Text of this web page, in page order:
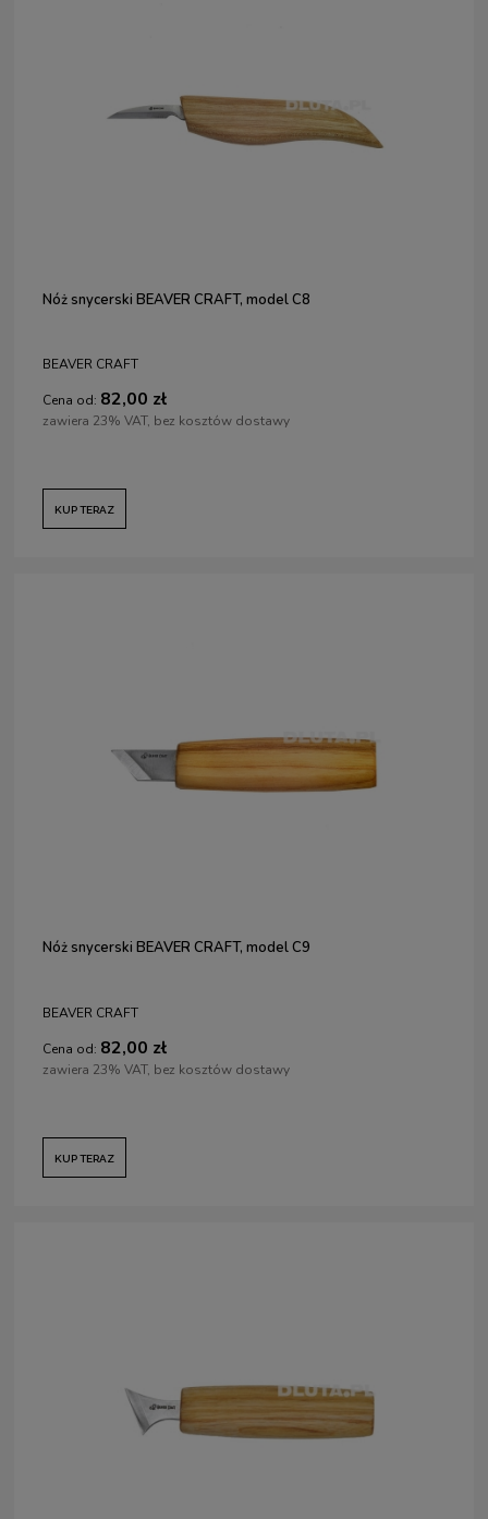
Nóż snycerski BEAVER CRAFT, model C8
BEAVER CRAFT
Cena od: 82,00 zł
zawiera 23% VAT, bez kosztów dostawy
KUP TERAZ
Nóż snycerski BEAVER CRAFT, model C9
BEAVER CRAFT
Cena od: 82,00 zł
zawiera 23% VAT, bez kosztów dostawy
KUP TERAZ